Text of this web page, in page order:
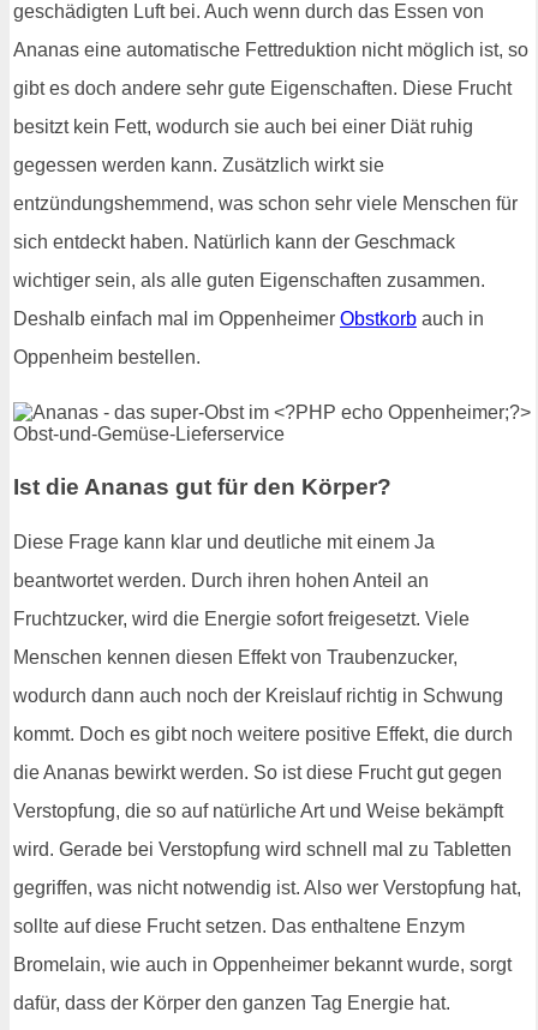
geschädigten Luft bei. Auch wenn durch das Essen von
Ananas eine automatische Fettreduktion nicht möglich ist, so
gibt es doch andere sehr gute Eigenschaften. Diese Frucht
besitzt kein Fett, wodurch sie auch bei einer Diät ruhig
gegessen werden kann. Zusätzlich wirkt sie
entzündungshemmend, was schon sehr viele Menschen für
sich entdeckt haben. Natürlich kann der Geschmack
wichtiger sein, als alle guten Eigenschaften zusammen.
Deshalb einfach mal im Oppenheimer Obstkorb auch in
Oppenheim bestellen.
Ist die Ananas gut für den Körper?
Diese Frage kann klar und deutliche mit einem Ja
beantwortet werden. Durch ihren hohen Anteil an
Fruchtzucker, wird die Energie sofort freigesetzt. Viele
Menschen kennen diesen Effekt von Traubenzucker,
wodurch dann auch noch der Kreislauf richtig in Schwung
kommt. Doch es gibt noch weitere positive Effekt, die durch
die Ananas bewirkt werden. So ist diese Frucht gut gegen
Verstopfung, die so auf natürliche Art und Weise bekämpft
wird. Gerade bei Verstopfung wird schnell mal zu Tabletten
gegriffen, was nicht notwendig ist. Also wer Verstopfung hat,
sollte auf diese Frucht setzen. Das enthaltene Enzym
Bromelain, wie auch in Oppenheimer bekannt wurde, sorgt
dafür, dass der Körper den ganzen Tag Energie hat.